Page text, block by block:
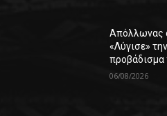
Απόλλωνας
«Λύγισε»
προβάδισμα
06/08/2026